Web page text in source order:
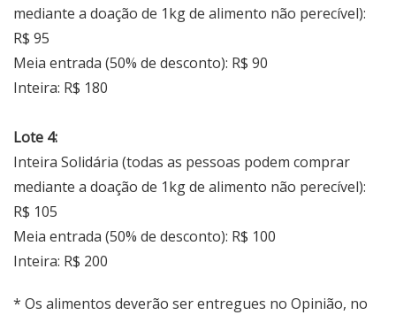
mediante a doação de 1kg de alimento não perecível):
R$ 95
Meia entrada (50% de desconto): R$ 90
Inteira: R$ 180
Lote 4:
Inteira Solidária (todas as pessoas podem comprar
mediante a doação de 1kg de alimento não perecível):
R$ 105
Meia entrada (50% de desconto): R$ 100
Inteira: R$ 200
* Os alimentos deverão ser entregues no Opinião, no